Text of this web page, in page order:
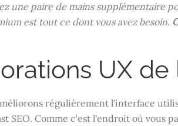
une paire de mains supplémentaire
est tout ce dont vous avez besoin.
UX
régulièrement l'interface
SEO. Comme c'est l'endroit où vous